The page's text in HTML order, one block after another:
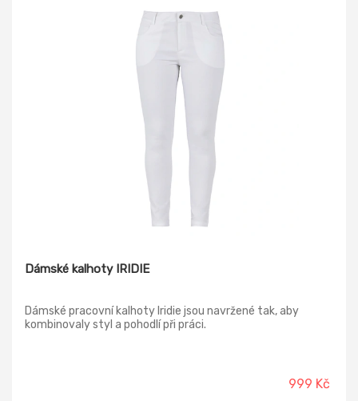
Dámské kalhoty IRIDIE
Dámské pracovní kalhoty Iridie jsou navržené tak, aby
kombinovaly styl a pohodlí při práci.
999 Kč